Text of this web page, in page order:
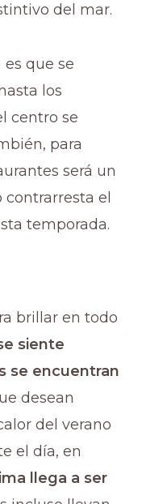
del mar.
que se
los
centro se
para
será un
el
temporada.
brillar en todo
siente
se encuentran
desean
del verano
el día, en
llega a ser